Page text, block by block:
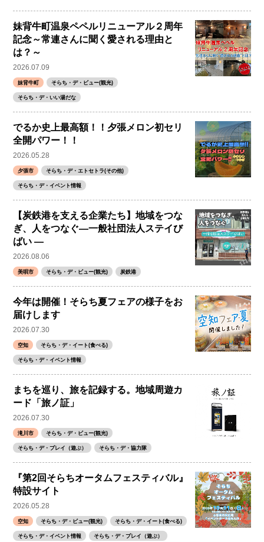
妹背牛町温泉ペペルリニューアル２周年
記念～常連さんに聞く愛される理由と
は？～
2026.07.09
妹背牛町 そらち・デ・ビュー(観光)
そらち・デ・いい湯だな
でるか史上最高額！！夕張メロン初セリ
全開パワー！！
2026.05.28
夕張市 そらち・デ・エトセトラ(その他)
そらち・デ・イベント情報
【炭鉄港を支える企業たち】地域をつな
ぎ、人をつなぐ―一般社団法人ステイび
ばい ―
2026.08.06
美唄市 そらち・デ・ビュー(観光) 炭鉄港
今年は開催！そらち夏フェアの様子をお
届けします
2026.07.30
空知 そらち・デ・イート(食べる)
そらち・デ・イベント情報
まちを巡り、旅を記録する。地域周遊カ
ード「旅ノ証」
2026.07.30
滝川市 そらち・デ・ビュー(観光)
そらち・デ・プレイ（遊ぶ） そらち・デ・協力隊
『第2回そらちオータムフェスティバル』
特設サイト
2026.05.28
空知 そらち・デ・ビュー(観光) そらち・デ・イート(食べる)
そらち・デ・イベント情報 そらち・デ・プレイ（遊ぶ）